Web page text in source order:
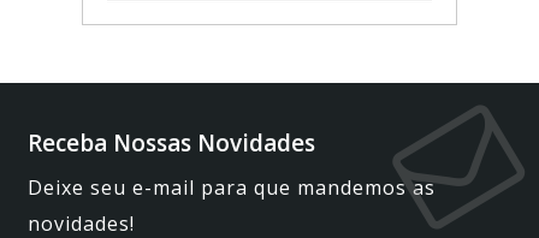
Receba Nossas Novidades
Deixe seu e-mail para que mandemos as
novidades!